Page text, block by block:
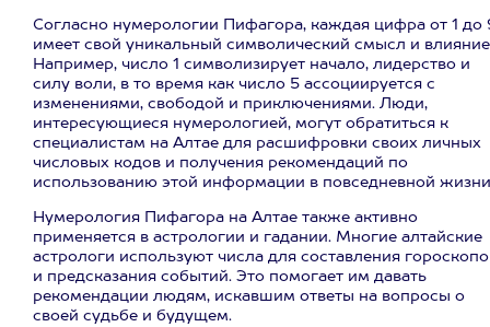
Согласно нумерологии Пифагора, каждая цифра от 1 до
имеет свой уникальный символический смысл и
Например, число 1 символизирует начало, лидерство и
силу воли, в то время как число 5 ассоциируется с
изменениями, свободой и приключениями. Люди,
интересующиеся нумерологией, могут обратиться к
специалистам на Алтае для расшифровки своих личных
числовых кодов и получения рекомендаций по
использованию этой информации в повседневной
Нумерология Пифагора на Алтае также активно
применяется в астрологии и гадании. Многие алтайские
астрологи используют числа для составления
и предсказания событий. Это помогает им давать
рекомендации людям, искавшим ответы на вопросы о
своей судьбе и будущем.